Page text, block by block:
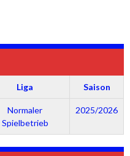
Liga Saison
Normaler
Spielbetrieb
2025/2026